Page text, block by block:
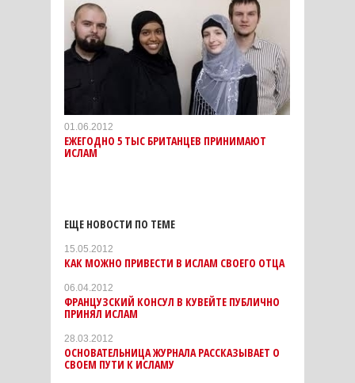
01.06.2012
ЕЖЕГОДНО 5 ТЫС БРИТАНЦЕВ ПРИНИМАЮТ
ИСЛАМ
ЕЩЕ НОВОСТИ ПО ТЕМЕ
15.05.2012
КАК МОЖНО ПРИВЕСТИ В ИСЛАМ СВОЕГО ОТЦА
06.04.2012
ФРАНЦУЗСКИЙ КОНСУЛ В КУВЕЙТЕ ПУБЛИЧНО
ПРИНЯЛ ИСЛАМ
28.03.2012
ОСНОВАТЕЛЬНИЦА ЖУРНАЛА РАССКАЗЫВАЕТ О
СВОЕМ ПУТИ К ИСЛАМУ